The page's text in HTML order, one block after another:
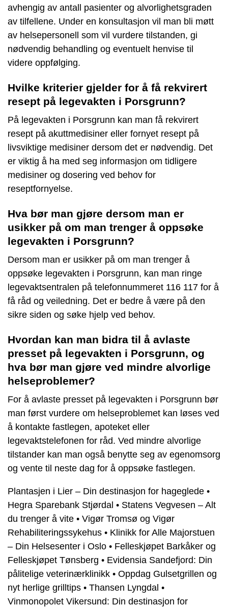
avhengig av antall pasienter og alvorlighetsgraden
av tilfellene. Under en konsultasjon vil man bli møtt
av helsepersonell som vil vurdere tilstanden, gi
nødvendig behandling og eventuelt henvise til
videre oppfølging.
Hvilke kriterier gjelder for å få rekvirert
resept på legevakten i Porsgrunn?
På legevakten i Porsgrunn kan man få rekvirert
resept på akuttmedisiner eller fornyet resept på
livsviktige medisiner dersom det er nødvendig. Det
er viktig å ha med seg informasjon om tidligere
medisiner og dosering ved behov for
reseptfornyelse.
Hva bør man gjøre dersom man er
usikker på om man trenger å oppsøke
legevakten i Porsgrunn?
Dersom man er usikker på om man trenger å
oppsøke legevakten i Porsgrunn, kan man ringe
legevaktsentralen på telefonnummeret 116 117 for å
få råd og veiledning. Det er bedre å være på den
sikre siden og søke hjelp ved behov.
Hvordan kan man bidra til å avlaste
presset på legevakten i Porsgrunn, og
hva bør man gjøre ved mindre alvorlige
helseproblemer?
For å avlaste presset på legevakten i Porsgrunn bør
man først vurdere om helseproblemet kan løses ved
å kontakte fastlegen, apoteket eller
legevaktstelefonen for råd. Ved mindre alvorlige
tilstander kan man også benytte seg av egenomsorg
og vente til neste dag for å oppsøke fastlegen.
Plantasjen i Lier – Din destinasjon for hageglede •
Hegra Sparebank Stjørdal • Statens Vegvesen – Alt
du trenger å vite • Vigør Tromsø og Vigør
Rehabiliteringssykehus • Klinikk for Alle Majorstuen
– Din Helsesenter i Oslo • Felleskjøpet Barkåker og
Felleskjøpet Tønsberg • Evidensia Sandefjord: Din
pålitelige veterinærklinikk • Oppdag Gulsetgrillen og
nyt herlige grilltips • Thansen Lyngdal •
Vinmonopolet Vikersund: Din destinasjon for